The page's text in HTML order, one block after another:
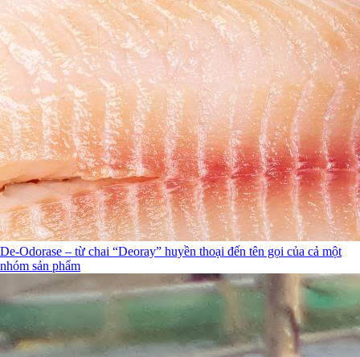
De-Odorase – từ chai “Deoray” huyền thoại đến tên gọi của cả một
nhóm sản phẩm